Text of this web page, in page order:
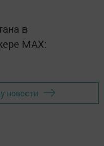
в
MАХ:
новости